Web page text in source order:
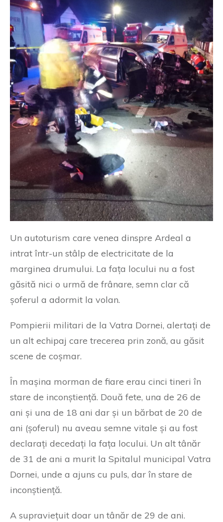
Un autoturism care venea dinspre Ardeal a
intrat într-un stâlp de electricitate de la
marginea drumului. La fața locului nu a fost
găsită nici o urmă de frânare, semn clar că
șoferul a adormit la volan.
Pompierii militari de la Vatra Dornei, alertați de
un alt echipaj care trecerea prin zonă, au găsit
scene de coșmar.
În mașina morman de fiare erau cinci tineri în
stare de inconștiență. Două fete, una de 26 de
ani și una de 18 ani dar și un bărbat de 20 de
ani (șoferul) nu aveau semne vitale și au fost
declarați decedați la fața locului. Un alt tânăr
de 31 de ani a murit la Spitalul municipal Vatra
Dornei, unde a ajuns cu puls, dar în stare de
inconștiență.
A supraviețuit doar un tânăr de 29 de ani.